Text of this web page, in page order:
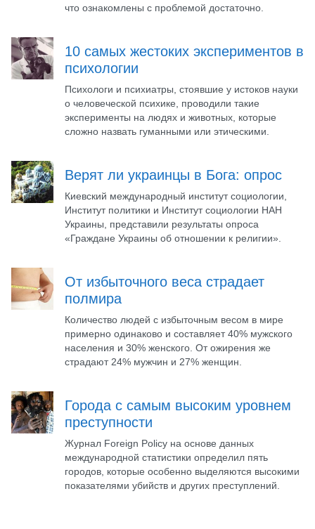
что ознакомлены с проблемой достаточно.
10 самых жестоких экспериментов в
психологии
Психологи и психиатры, стоявшие у истоков науки
о человеческой психике, проводили такие
эксперименты на людях и животных, которые
сложно назвать гуманными или этическими.
Верят ли украинцы в Бога: опрос
Киевский международный институт социологии,
Институт политики и Институт социологии НАН
Украины, представили результаты опроса
«Граждане Украины об отношении к религии».
От избыточного веса страдает
полмира
Количество людей с избыточным весом в мире
примерно одинаково и составляет 40% мужского
населения и 30% женского. От ожирения же
страдают 24% мужчин и 27% женщин.
Города с самым высоким уровнем
преступности
Журнал Foreign Policy на основе данных
международной статистики определил пять
городов, которые особенно выделяются высокими
показателями убийств и других преступлений.